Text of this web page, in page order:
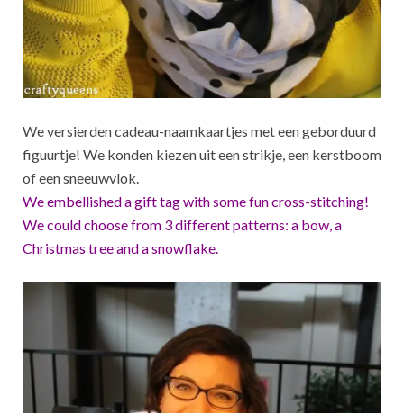
We versierden cadeau-naamkaartjes met een geborduurd
figuurtje! We konden kiezen uit een strikje, een kerstboom
of een sneeuwvlok.
We embellished a gift tag with some fun cross-stitching!
We could choose from 3 different patterns: a bow, a
Christmas tree and a snowflake.